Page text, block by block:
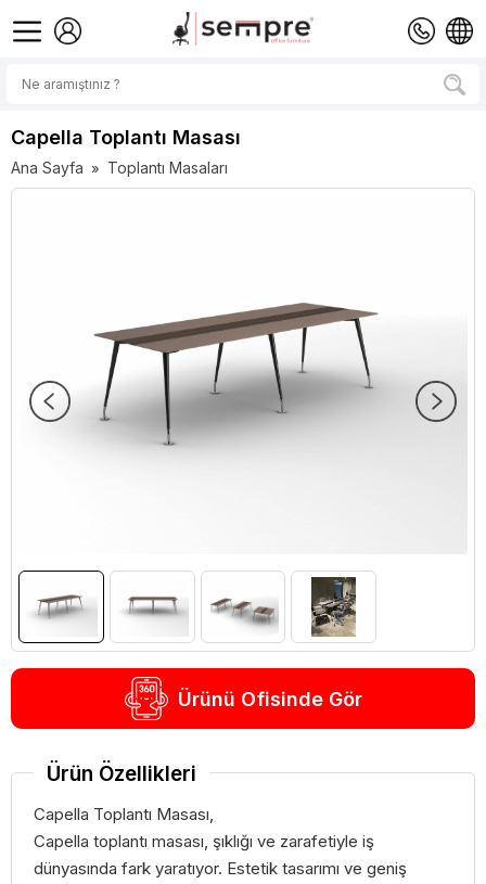
Capella Toplantı Masası
Ana Sayfa » Toplantı Masaları
Ürünü Ofisinde Gör
Ürün Özellikleri
Capella Toplantı Masası,
Capella toplantı masası, şıklığı ve zarafetiyle iş
dünyasında fark yaratıyor. Estetik tasarımı ve geniş